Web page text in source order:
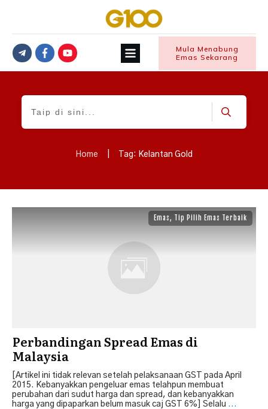
Mula Menabung
Emas Sekarang
Home Tag: Kelantan Gold
Emas, Tip Pilih Emas Terbaik
Perbandingan Spread Emas di
Malaysia
[Artikel ini tidak relevan setelah pelaksanaan GST pada April
2015. Kebanyakkan pengeluar emas telahpun membuat
perubahan dari sudut harga dan spread, dan kebanyakkan
harga yang dipaparkan belum masuk caj GST 6%] Selalu ...